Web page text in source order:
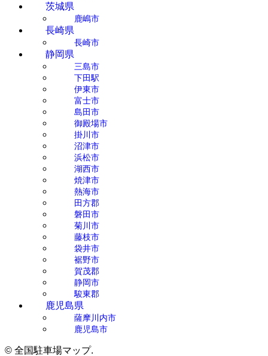
茨城県
鹿嶋市
長崎県
長崎市
静岡県
三島市
下田駅
伊東市
富士市
島田市
御殿場市
掛川市
沼津市
浜松市
湖西市
焼津市
熱海市
田方郡
磐田市
菊川市
藤枝市
袋井市
裾野市
賀茂郡
静岡市
駿東郡
鹿児島県
薩摩川内市
鹿児島市
© 全国駐車場マップ.